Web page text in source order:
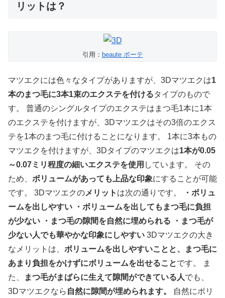
リットは？
引用： beaute ボーテ
マツエクには色々なタイプがありますが、3Dマツエクは1
本のまつ毛に3本1束のエクステを付けるタイプのもので
す。 普通のシングルタイプのエクステはまつ毛1本に1本
のエクステを付けますが、3Dマツエクはその3倍のエクス
テを1本のまつ毛に付けることになります。 1本に3本もの
マツエクを付けますが、3Dタイプのマツエクは1本が0.05
～0.07ミリ程度の細いエクステを使用 しています。 その
ため、 ボリュームがあっても上品な印象にすることが可能
です。 3Dマツエクのメリット は次の通りです。
・ボリュ
ームを出しやすい
・ボリュームを出してもまつ毛に負担
が少ない
・まつ毛の隙間を自然に埋められる
・まつ毛が
少ない人でも華やかな印象にしやすい 3Dマツエクの大き
なメリットは、 ボリュームを出しやすいことと、まつ毛に
あまり負担をかけずにボリュームを出せることです。 ま
た、
まつ毛がまばらに生えて隙間ができている人でも、
3Dマツエクなら 自然に隙間が埋められます。
自然にボリ